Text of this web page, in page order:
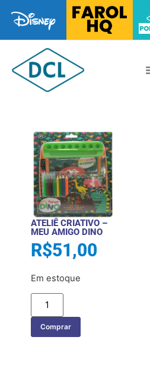
ATELIÊ CRIATIVO –
MEU AMIGO DINO
R$51,00
Em estoque
Comprar